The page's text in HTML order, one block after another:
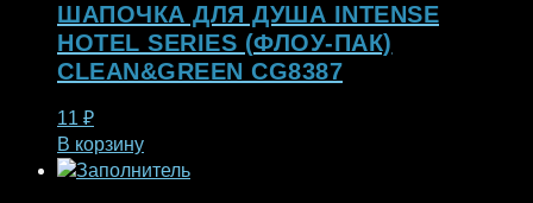
ШАПОЧКА ДЛЯ ДУША INTENSE
HOTEL SERIES (ФЛОУ-ПАК)
CLEAN&GREEN CG8387
11 ₽
В корзину